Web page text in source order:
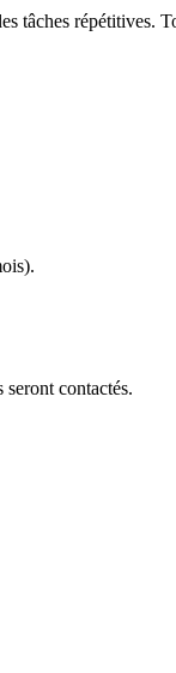
tâches répétitives.
seront contactés.